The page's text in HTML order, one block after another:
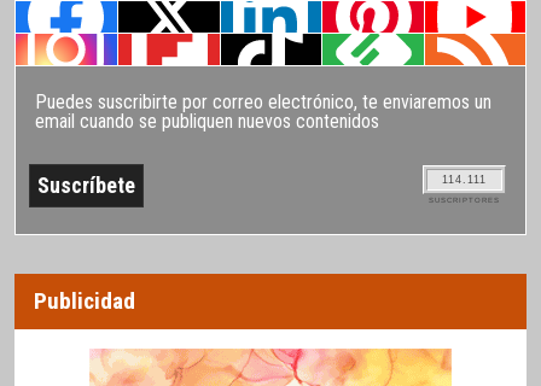
Puedes suscribirte por correo electrónico, te enviaremos un
email cuando se publiquen nuevos contenidos
114.111
SUSCRIPTORES
Publicidad